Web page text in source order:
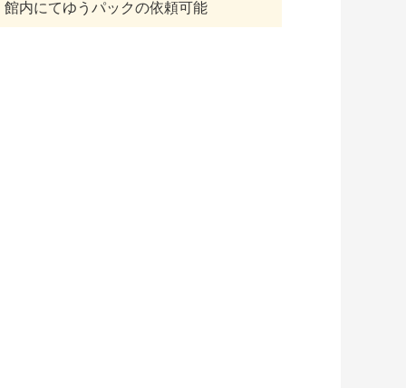
館内にてゆうパックの依頼可能